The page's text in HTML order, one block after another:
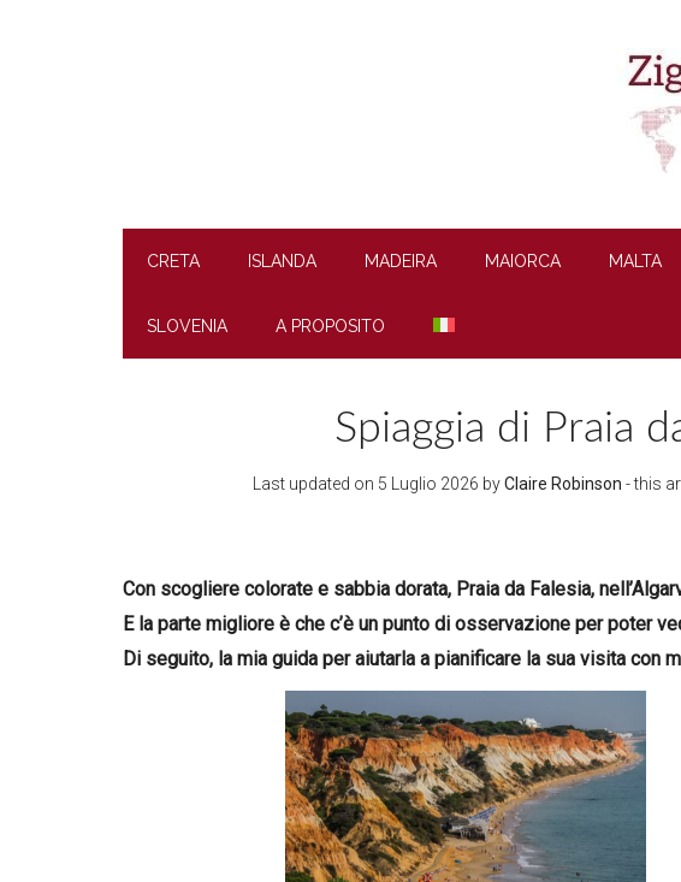
CRETA ISLANDA MADEIRA MAIORCA MALTA
SLOVENIA A PROPOSITO
Spiaggia di Praia
Last updated on 5 Luglio 2026 byClaire Robinson - this
Con scogliere colorate e sabbia dorata, Praia da Falesia,
E la parte migliore è che c’è un punto di osservazione per poter
Di seguito, la mia guida per aiutarla a pianificare la sua visita con